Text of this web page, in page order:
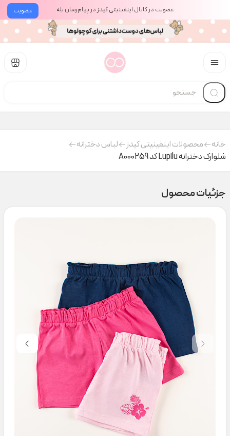
عضویت عضویت در کانال اینفینیتی کیدز در پیام‌رسان بله
خانه محصولات اینفینیتی کیدز
لباس دخترانه
شلوارک دخترانه Lupilu کد A000259
جزئیات محصول